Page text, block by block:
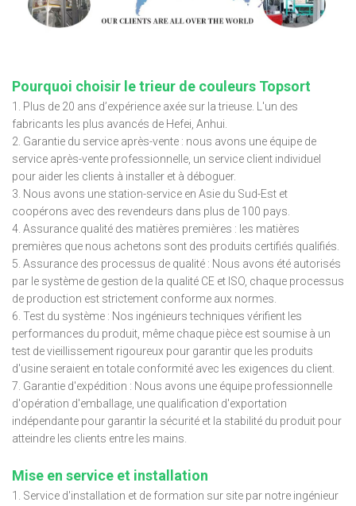
Pourquoi choisir le trieur de couleurs Topsort
1. Plus de 20 ans d’expérience axée sur la trieuse. L'un des
fabricants les plus avancés de Hefei, Anhui.
2. Garantie du service après-vente : nous avons une équipe de
service après-vente professionnelle, un service client individuel
pour aider les clients à installer et à déboguer.
3. Nous avons une station-service en Asie du Sud-Est et
coopérons avec des revendeurs dans plus de 100 pays.
4. Assurance qualité des matières premières : les matières
premières que nous achetons sont des produits certifiés qualifiés.
5. Assurance des processus de qualité : Nous avons été autorisés
par le système de gestion de la qualité CE et ISO, chaque processus
de production est strictement conforme aux normes.
6. Test du système : Nos ingénieurs techniques vérifient les
performances du produit, même chaque pièce est soumise à un
test de vieillissement rigoureux pour garantir que les produits
d'usine seraient en totale conformité avec les exigences du client.
7. Garantie d'expédition : Nous avons une équipe professionnelle
d'opération d'emballage, une qualification d'exportation
indépendante pour garantir la sécurité et la stabilité du produit pour
atteindre les clients entre les mains.
Mise en service et installation
1. Service d'installation et de formation sur site par notre ingénieur